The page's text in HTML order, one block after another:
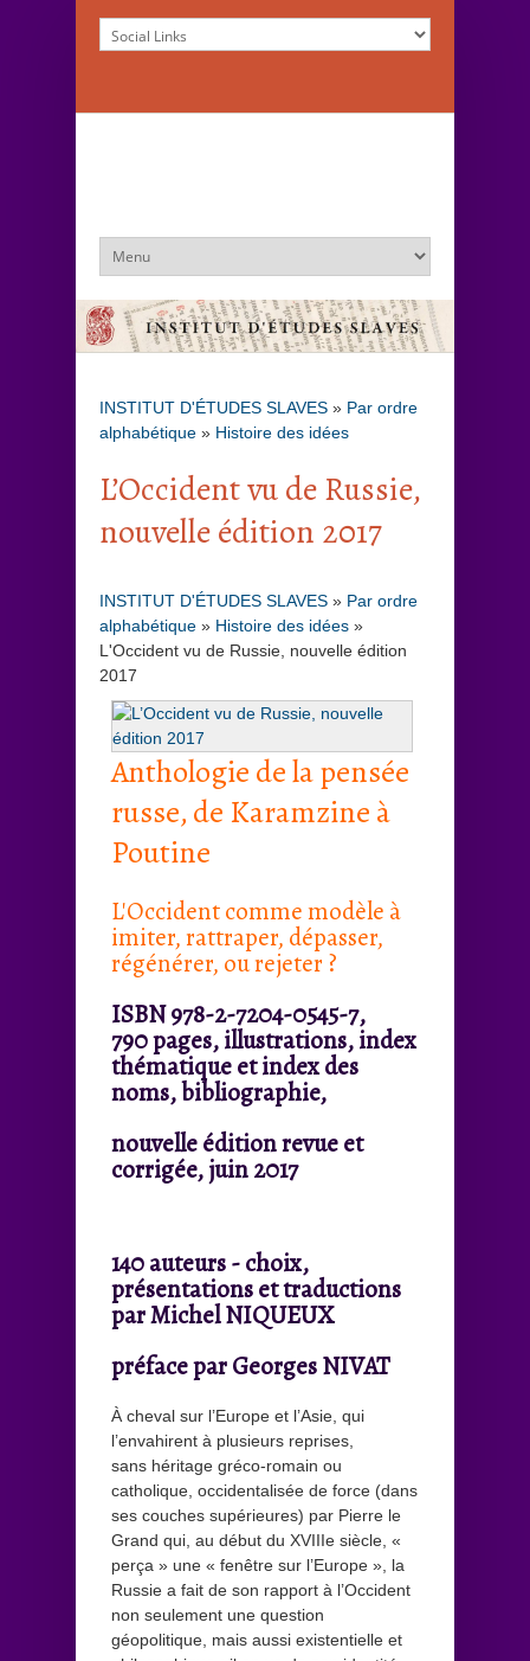
INSTITUT D'ÉTUDES SLAVES » Par ordre
alphabétique » Histoire des idées
L’Occident vu de Russie,
nouvelle édition 2017
INSTITUT D'ÉTUDES SLAVES » Par ordre
alphabétique » Histoire des idées »
L'Occident vu de Russie, nouvelle édition
2017
Anthologie de la pensée
russe, de Karamzine à
Poutine
L'Occident comme modèle à
imiter, rattraper, dépasser,
régénérer, ou rejeter ?
ISBN 978-2-7204-0545-7,
790 pages, illustrations, index
thématique et index des
noms, bibliographie,
nouvelle édition revue et
corrigée, juin 2017
140 auteurs - choix,
présentations et traductions
par Michel NIQUEUX
préface par Georges NIVAT
À cheval sur l’Europe et l’Asie, qui
l’envahirent à plusieurs reprises,
sans héritage gréco-romain ou
catholique, occidentalisée de force (dans
ses couches supérieures) par Pierre le
Grand qui, au début du XVIIIe siècle, «
perça » une « fenêtre sur l’Europe », la
Russie a fait de son rapport à l’Occident
non seulement une question
géopolitique, mais aussi existentielle et